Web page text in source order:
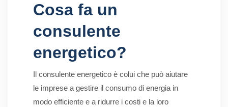
Cosa fa un
consulente
energetico?
Il consulente energetico è colui che può aiutare
le imprese a gestire il consumo di energia in
modo efficiente e a ridurre i costi e la loro